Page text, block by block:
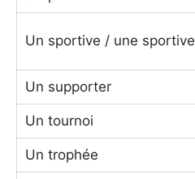
Un sportive / une sportive
Un supporter
Un tournoi
Un trophée